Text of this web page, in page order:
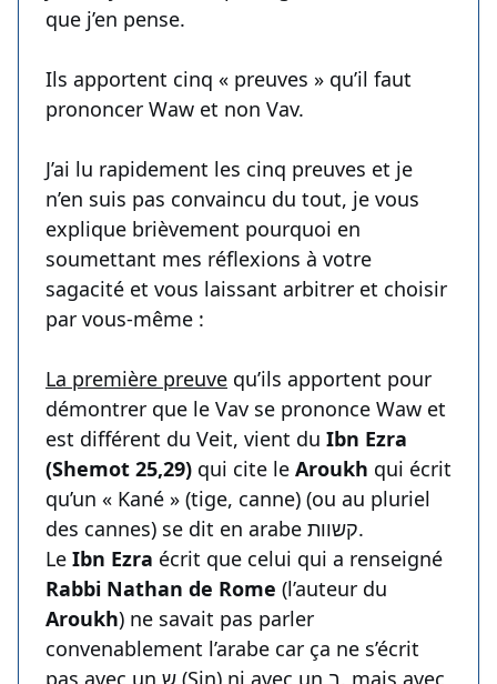
que j’en pense.
Ils apportent cinq « preuves » qu’il faut
prononcer Waw et non Vav.
J’ai lu rapidement les cinq preuves et je
n’en suis pas convaincu du tout, je vous
explique brièvement pourquoi en
soumettant mes réflexions à votre
sagacité et vous laissant arbitrer et choisir
par vous-même :
La première preuve qu’ils apportent pour
démontrer que le Vav se prononce Waw et
est différent du Veit, vient du Ibn Ezra
(Shemot 25,29) qui cite le Aroukh qui écrit
qu’un « Kané » (tige, canne) (ou au pluriel
des cannes) se dit en arabe קשוות.
Le Ibn Ezra écrit que celui qui a renseigné
Rabbi Nathan de Rome (l’auteur du
Aroukh) ne savait pas parler
convenablement l’arabe car ça ne s’écrit
pas avec un ש (Sin) ni avec un ב, mais avec